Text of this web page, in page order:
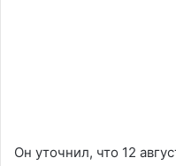
Он уточнил, что 12